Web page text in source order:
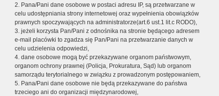
2. Pana/Pani dane osobowe w postaci adresu IP, są przetwarzane w
celu udostępniania strony internetowej oraz wypełnienia obowiązków
prawnych spoczywających na administratorze(art.6 ust.1 lit.c RODO),
3. jeżeli korzysta Pan/Pani z odnośnika na stronie będącego adresem
e-mail placówki to zgadza się Pan/Pani na przetwarzanie danych w
celu udzielenia odpowiedzi,
4. dane osobowe mogą być przekazywane organom państwowym,
organom ochrony prawnej (Policja, Prokuratura, Sąd) lub organom
samorządu terytorialnego w związku z prowadzonym postępowaniem,
5. Pana/Pani dane osobowe nie będą przekazywane do państwa
trzeciego ani do organizacji międzynarodowej,